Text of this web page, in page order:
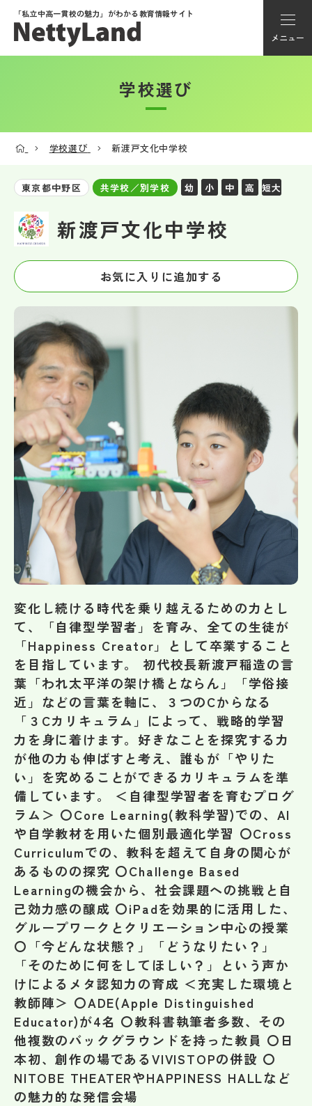
「私立中高一貫校の魅力」がわかる教育情報サイト
メニュー
アカウント登録
学校動画
私学探検隊
帰国生受験情報
説明会・イベント情報
よみもの
学校からのお知らせ
学校HP最新情報
特集
その他
お問い合わせ
個人情報保護方針
サイトマップ
運営会社
学校選び
学校選び 新渡戸文化中学校
東京都中野区 共学校／別学校 幼 小 中 高 短大
新渡戸文化中学校
お気に入りに追加する
変化し続ける時代を乗り越えるための力とし
て、「自律型学習者」を育み、全ての生徒が
「Happiness Creator」として卒業すること
を目指しています。 初代校長新渡戸稲造の言
葉「われ太平洋の架け橋とならん」「学俗接
近」などの言葉を軸に、３つのCからなる
「３Cカリキュラム」によって、戦略的学習
力を身に着けます。好きなことを探究する力
が他の力も伸ばすと考え、誰もが「やりた
い」を究めることができるカリキュラムを準
備しています。 ＜自律型学習者を育むプログ
ラム＞ 〇Core Learning(教科学習)での、AI
や自学教材を用いた個別最適化学習 〇Cross
Curriculumでの、教科を超えて自身の関心が
あるものの探究 〇Challenge Based
Learningの機会から、社会課題への挑戦と自
己効力感の醸成 〇iPadを効果的に活用した、
グループワークとクリエーション中心の授業
〇「今どんな状態？」「どうなりたい？」
「そのために何をしてほしい？」という声か
けによるメタ認知力の育成 ＜充実した環境と
教師陣＞ 〇ADE(Apple Distinguished
Educator)が4名 〇教科書執筆者多数、その
他複数のバックグラウンドを持った教員 〇日
本初、創作の場であるVIVISTOPの併設 〇
NITOBE THEATERやHAPPINESS HALLなど
の魅力的な発信会場